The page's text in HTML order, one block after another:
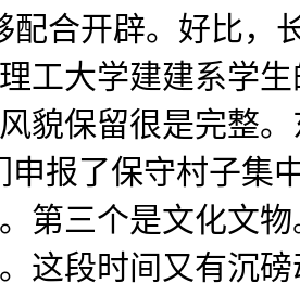
合开辟。好比，
工大学建建系学
貌保留很是完整
报了保守村子集
第三个是文化文
这段时间又有沉